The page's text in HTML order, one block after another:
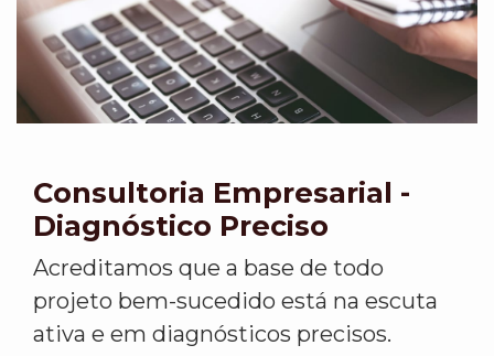
Consultoria Empresarial -
Diagnóstico Preciso
Acreditamos que a base de todo
projeto bem-sucedido está na escuta
ativa e em diagnósticos precisos.